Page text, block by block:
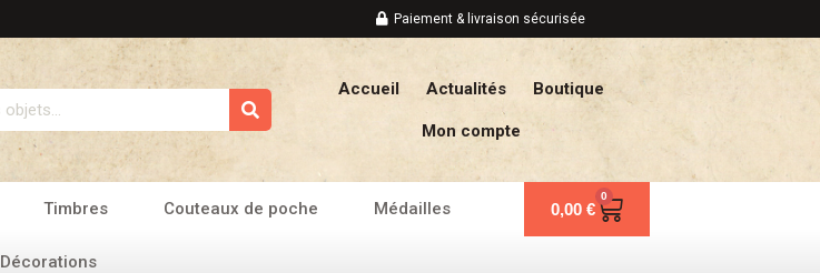
Paiement & livraison sécurisée
Accueil Actualités Boutique
Mon compte
Timbres Couteaux de poche Médailles
Décorations
0,00 €
0
Panier